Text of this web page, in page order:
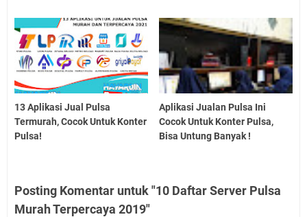
13 Aplikasi Jual Pulsa
Termurah, Cocok Untuk Konter
Pulsa!
Aplikasi Jualan Pulsa Ini
Cocok Untuk Konter Pulsa,
Bisa Untung Banyak !
Posting Komentar untuk "10 Daftar Server Pulsa
Murah Terpercaya 2019"